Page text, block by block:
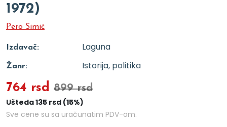
1972)
Pero Simić
Izdavač: Laguna
Žanr: Istorija, politika
764 rsd 899 rsd
Ušteda 135 rsd (15%)
Sve cene su sa uračunatim PDV-om.